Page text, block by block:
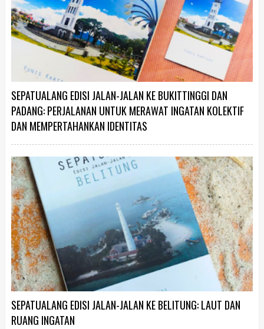
SEPATUALANG EDISI JALAN-JALAN KE BUKITTINGGI DAN
PADANG: PERJALANAN UNTUK MERAWAT INGATAN KOLEKTIF
DAN MEMPERTAHANKAN IDENTITAS
SEPATUALANG EDISI JALAN-JALAN KE BELITUNG: LAUT DAN
RUANG INGATAN